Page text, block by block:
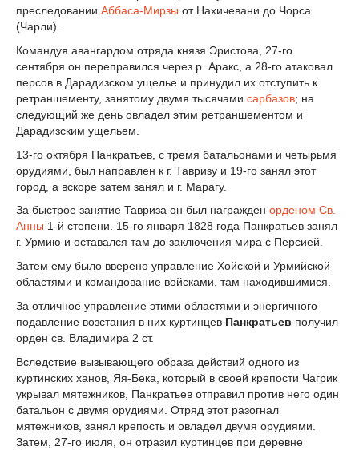
преследовании Аббаса-Мирзы от Нахичевани до Чорса
(Чарли).
Командуя авангардом отряда князя Эристова, 27-го
сентября он переправился через р. Аракс, а 28-го атаковал
персов в Дарадизском ущелье и принудил их отступить к
ретраншементу, занятому двумя тысячами сарбазов; на
следующий же день овладел этим ретраншементом и
Дарадизским ущельем.
13-го октября Панкратьев, с тремя батальонами и четырьмя
орудиями, был направлен к г. Тавризу и 19-го занял этот
город, а вскоре затем занял и г. Марагу.
За быстрое занятие Тавриза он был награжден орденом Св.
Анны 1-й степени. 15-го января 1828 года Панкратьев занял
г. Урмию и оставался там до заключения мира с Персией.
Затем ему было вверено управление Хойской и Урмийской
областями и командование войсками, там находившимися.
За отличное управление этими областями и энергичного
подавление возстания в них куртинцев Панкратьев получил
орден св. Владимира 2 ст.
Вследствие вызывающего образа действий одного из
куртинских ханов, Яя-Бека, который в своей крепости Чагрик
укрывал мятежников, Панкратьев отправил против него один
батальон с двумя орудиями. Отряд этот разогнал
мятежников, занял крепость и овладел двумя орудиями.
Затем, 27-го июля, он отразил куртинцев при деревне